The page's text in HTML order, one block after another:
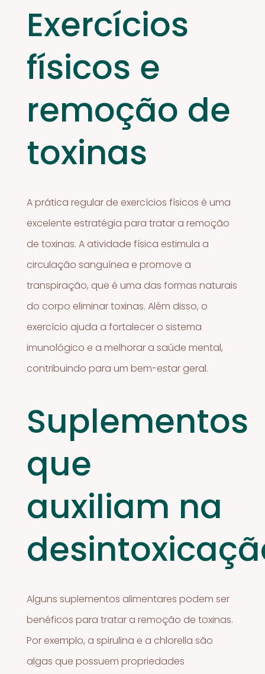
Exercícios
físicos e
remoção de
toxinas
A prática regular de exercícios físicos é uma
excelente estratégia para tratar a remoção
de toxinas. A atividade física estimula a
circulação sanguínea e promove a
transpiração, que é uma das formas naturais
do corpo eliminar toxinas. Além disso, o
exercício ajuda a fortalecer o sistema
imunológico e a melhorar a saúde mental,
contribuindo para um bem-estar geral.
Suplementos
que
auxiliam na
Alguns suplementos alimentares podem ser
benéficos para tratar a remoção de toxinas.
Por exemplo, a spirulina e a chlorella são
algas que possuem propriedades